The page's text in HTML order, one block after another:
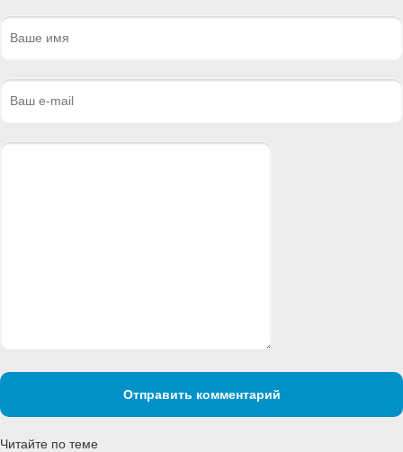
Отправить комментарий
Читайте по теме